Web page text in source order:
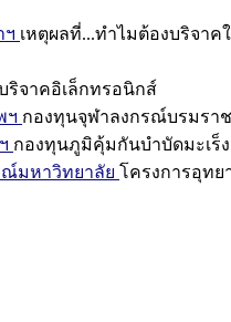
ฯ เหตุผลที่...ทำไมต้องบริจาค
ริจาคอิเล็กทรอนิกส์
ฯ กองทุนจุฬาลงกรณ์บรมรา
กองทุนภูมิคุ้มกันบำบัดมะเร็
ณ์มหาวิทยาลัย โครงการอุทย